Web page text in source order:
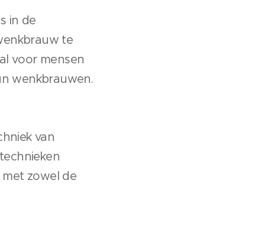
in de
te
voor mensen
wenkbrauwen.
van
zowel de